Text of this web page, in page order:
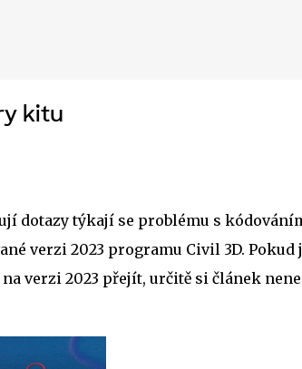
kitu
dotazy týkají se problému s
verzi 2023 programu Civil 3D. Pokud
verzi 2023 přejít, určitě si článek